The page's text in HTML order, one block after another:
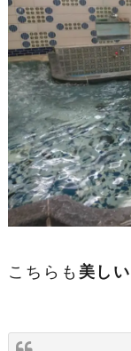
こちらも 美し